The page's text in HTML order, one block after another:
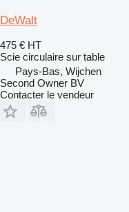
DeWalt
475 € HT
Scie circulaire sur table
Pays-Bas, Wijchen
Second Owner BV
Contacter le vendeur